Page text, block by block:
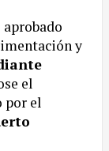
y
el
por el